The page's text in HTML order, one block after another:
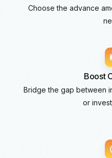
Choose the advance
Boost
Bridge the gap between
or